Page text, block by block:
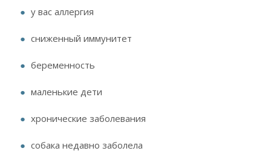
у вас аллергия
сниженный иммунитет
беременность
маленькие дети
хронические заболевания
собака недавно заболела